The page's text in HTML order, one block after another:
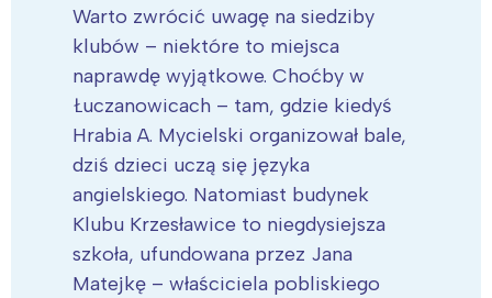
Warto zwrócić uwagę na siedziby
klubów – niektóre to miejsca
naprawdę wyjątkowe. Choćby w
Łuczanowicach – tam, gdzie kiedyś
Hrabia A. Mycielski organizował bale,
dziś dzieci uczą się języka
angielskiego. Natomiast budynek
Klubu Krzesławice to niegdysiejsza
szkoła, ufundowana przez Jana
Matejkę – właściciela pobliskiego